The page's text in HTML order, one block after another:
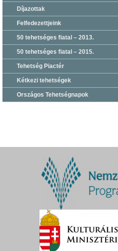
Díjazottak
Felfedezettjeink
50 tehetséges fiatal – 2013.
50 tehetséges fiatal – 2015.
Tehetség Piactér
Kétkezi tehetségek
Országos Tehetségnapok